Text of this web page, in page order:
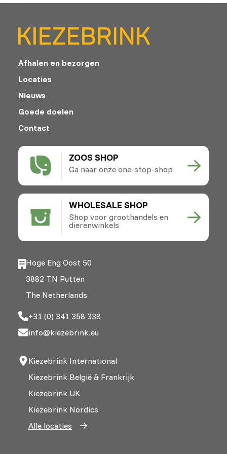
ZOOS SHOP
Ga naar onze one-stop-shop
WHOLESALE SHOP
Shop voor groothandels en
dierenwinkels
Afhalen en bezorgen
Locaties
Nieuws
Goede doelen
Contact
Hoge Eng Oost 50
3882 TN Putten
The Netherlands
+31 (0) 341 358 338
info@kiezebrink.eu
Kiezebrink International
Kiezebrink België & Frankrijk
Kiezebrink UK
Kiezebrink Nordics
Alle locaties